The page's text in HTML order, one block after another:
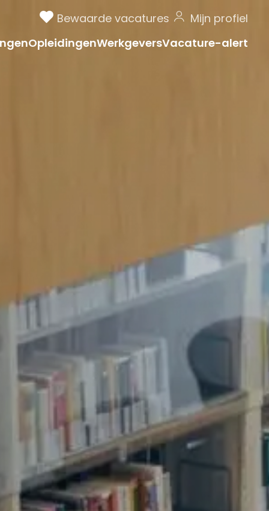
Bewaarde vacatures
Mijn profiel
OpleidingenWerkgeversVacature-alert